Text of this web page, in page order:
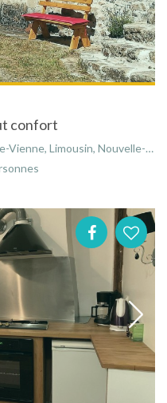
confort
Nouvelle-Aquitaine, France